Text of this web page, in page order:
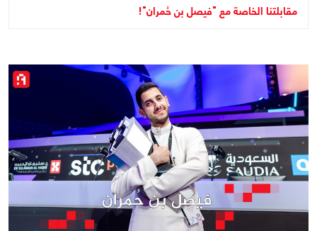
مقابلتنا الخاصة مع "فيصل بن حُمران"!